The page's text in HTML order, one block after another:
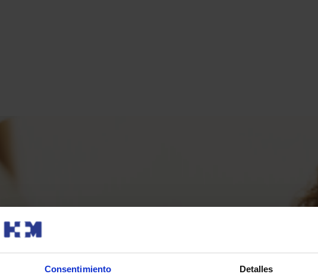
Consentimiento Detalles